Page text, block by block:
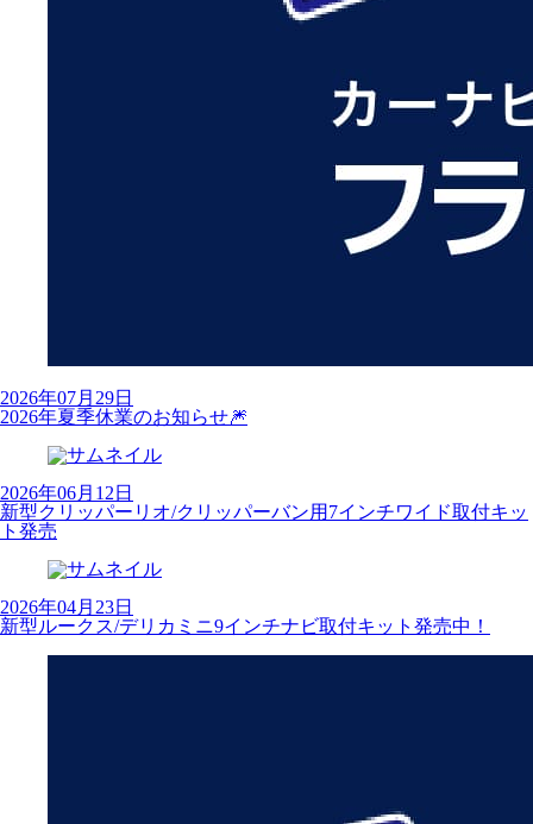
2026年07月29日
2026年夏季休業のお知らせ🎆
2026年06月12日
新型クリッパーリオ/クリッパーバン用7インチワイド取付キッ
ト発売
2026年04月23日
新型ルークス/デリカミニ9インチナビ取付キット発売中！